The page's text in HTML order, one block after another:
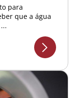
para
que a água